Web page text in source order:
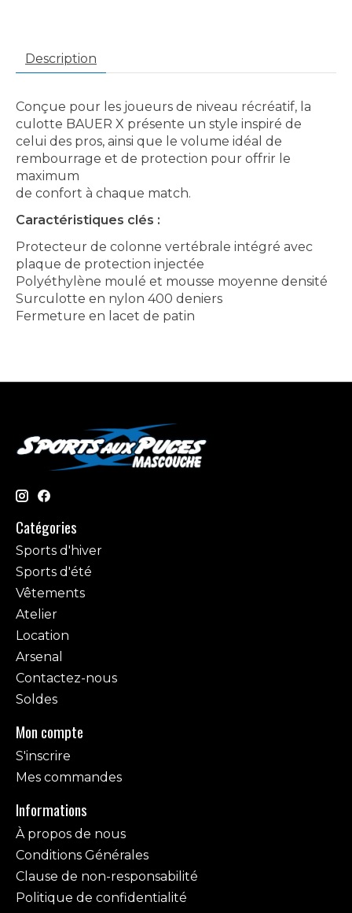
Description
Conçue pour les joueurs de niveau récréatif, la
culotte BAUER X présente un style inspiré de
celui des pros, ainsi que le volume idéal de
rembourrage et de protection pour offrir le
maximum
de confort à chaque match.
Caractéristiques clés :
Protecteur de colonne vertébrale intégré avec
plaque de protection injectée
Polyéthylène moulé et mousse moyenne densité
Surculotte en nylon 400 deniers
Fermeture en lacet de patin
Catégories
Sports d'hiver
Sports d'été
Vêtements
Atelier
Location
Arsenal
Contactez-nous
Soldes
Mon compte
S'inscrire
Mes commandes
Informations
À propos de nous
Conditions Générales
Clause de non-responsabilité
Politique de confidentialité